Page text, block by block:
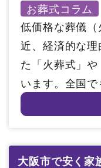
お葬式コラム
低価格な葬儀
近、経済的な
た「火葬式」
います。全国
大阪市で安く家